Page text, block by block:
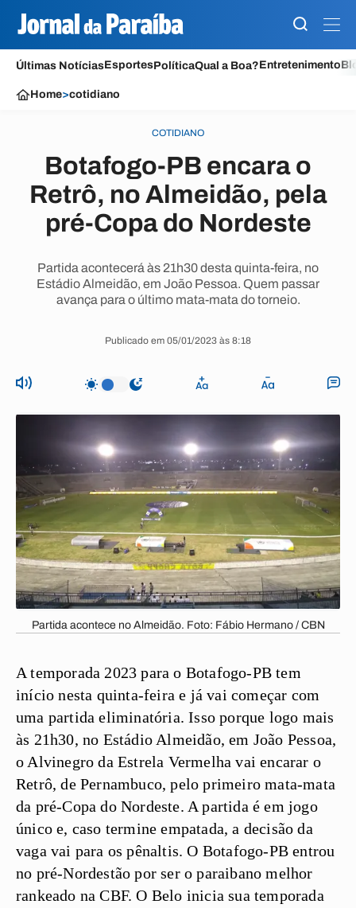
Últimas NotíciasEsportesPolíticaQual a Boa?Entretenimento
Home>cotidiano
COTIDIANO
Botafogo-PB encara o
Retrô, no Almeidão, pela
pré-Copa do Nordeste
Partida acontecerá às 21h30 desta quinta-feira, no
Estádio Almeidão, em João Pessoa. Quem passar
avança para o último mata-mata do torneio.
Publicado em 05/01/2023 às 8:18
Partida acontece no Almeidão. Foto: Fábio Hermano / CBN
A temporada 2023 para o Botafogo-PB tem
início nesta quinta-feira e já vai começar com
uma partida eliminatória. Isso porque logo mais
às 21h30, no Estádio Almeidão, em João Pessoa,
o Alvinegro da Estrela Vermelha vai encarar o
Retrô, de Pernambuco, pelo primeiro mata-mata
da pré-Copa do Nordeste. A partida é em jogo
único e, caso termine empatada, a decisão da
vaga vai para os pênaltis. O Botafogo-PB entrou
no pré-Nordestão por ser o paraibano melhor
rankeado na CBF. O Belo inicia sua temporada